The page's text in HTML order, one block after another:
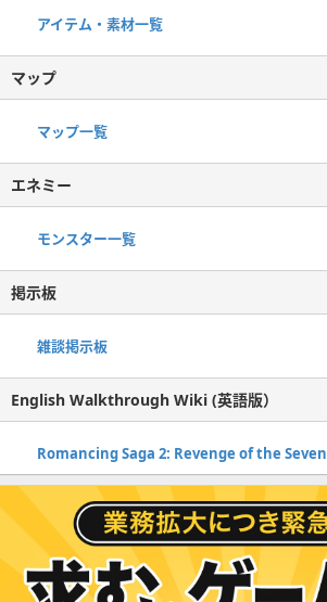
アイテム・素材一覧
マップ
マップ一覧
エネミー
モンスター一覧
掲示板
雑談掲示板
English Walkthrough Wiki (英語版）
Romancing Saga 2: Revenge of the Seven